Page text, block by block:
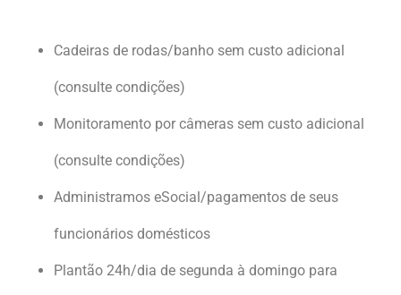
Cadeiras de rodas/banho sem custo adicional
(consulte condições)
Monitoramento por câmeras sem custo adicional
(consulte condições)
Administramos eSocial/pagamentos de seus
funcionários domésticos
Plantão 24h/dia de segunda à domingo para